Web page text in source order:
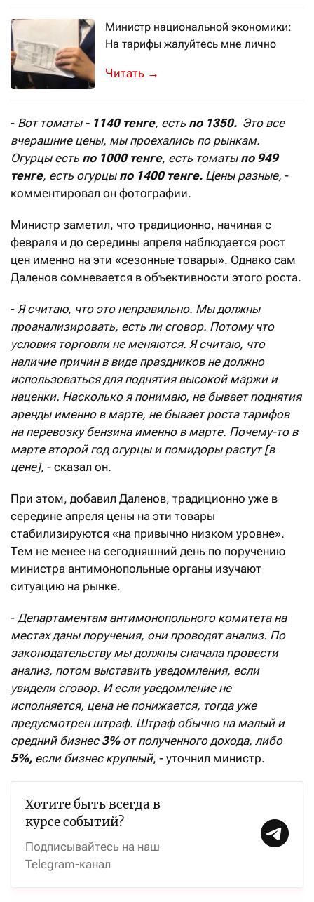
Министр национальной экономики:
На тарифы жалуйтесь мне лично
Руслан Даленов готов лично
→
- Вот томаты - 1140 тенге, есть по 1350. Это все
вчерашние цены, мы проехались по рынкам.
Огурцы есть по 1000 тенге, есть томаты по 949
тенге, есть огурцы по 1400 тенге. Цены разные, -
комментировал он фотографии.
Министр заметил, что традиционно, начиная с
февраля и до середины апреля наблюдается рост
цен именно на эти «сезонные товары». Однако сам
Даленов сомневается в объективности этого роста.
- Я считаю, что это неправильно. Мы должны
проанализировать, есть ли сговор. Потому что
условия торговли не меняются. Я считаю, что
наличие причин в виде праздников не должно
использоваться для поднятия высокой маржи и
наценки. Насколько я понимаю, не бывает поднятия
аренды именно в марте, не бывает роста тарифов
на перевозку бензина именно в марте. Почему-то в
марте второй год огурцы и помидоры растут [в
цене], - сказал он.
При этом, добавил Даленов, традиционно уже в
середине апреля цены на эти товары
стабилизируются «на привычно низком уровне».
Тем не менее на сегодняшний день по поручению
министра антимонопольные органы изучают
ситуацию на рынке.
- Департаментам антимонопольного комитета на
местах даны поручения, они проводят анализ. По
законодательству мы должны сначала провести
анализ, потом выставить уведомления, если
увидели сговор. И если уведомление не
исполняется, цена не понижается, тогда уже
предусмотрен штраф. Штраф обычно на малый и
средний бизнес 3%от полученного дохода, либо
5%, если бизнес крупный, - уточнил министр.
Хотите быть всегда в
курсе событий?
Подписывайтесь на наш
Telegram-канал